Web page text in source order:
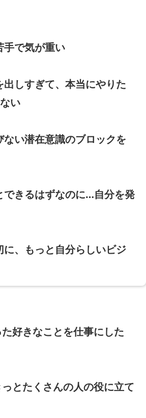
手で気が重い
出しすぎて、本当にやりた
い
ない潜在意識のブロックを
できるはずなのに…自分を発
に、もっと自分らしいビジ
好きなことを仕事にした
とたくさんの人の役に立て